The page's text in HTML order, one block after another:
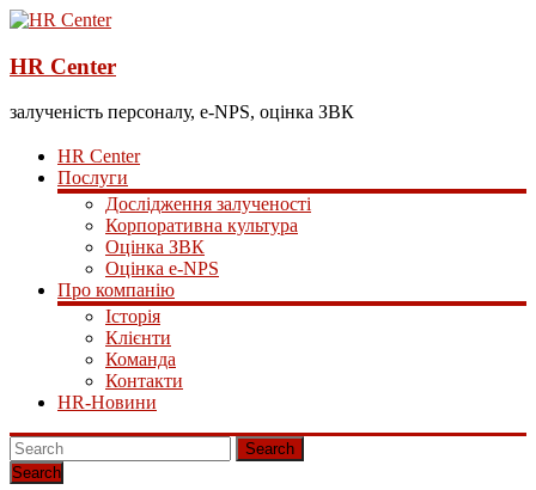
HR Center
залученість персоналу, e-NPS, оцінка ЗВК
HR Center
Послуги
Дослідження залученості
Корпоративна культура
Оцінка ЗВК
Оцінка e-NPS
Про компанію
Історія
Клієнти
Команда
Контакти
HR-Новини
Search